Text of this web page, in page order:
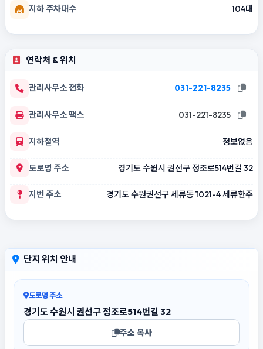
지하 주차대수 104대
연락처 & 위치
관리사무소 전화 031-221-8235
관리사무소 팩스 031-221-8235
지하철역 정보없음
도로명 주소 경기도 수원시 권선구 정조로514번길 32
지번 주소 경기도 수원권선구 세류동 1021-4 세류한주
단지 위치 안내
도로명 주소
경기도 수원시 권선구 정조로514번길 32
주소 복사